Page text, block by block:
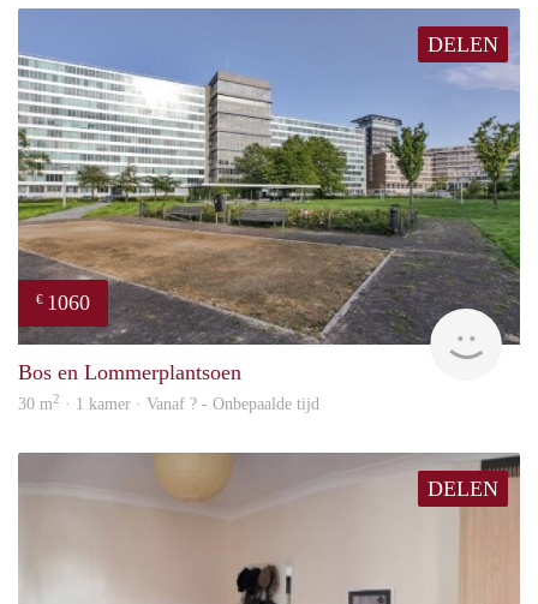
DELEN
€ 1060
Bos en Lommerplantsoen
30 m2 · 1 kamer · Vanaf ? - Onbepaalde tijd
DELEN